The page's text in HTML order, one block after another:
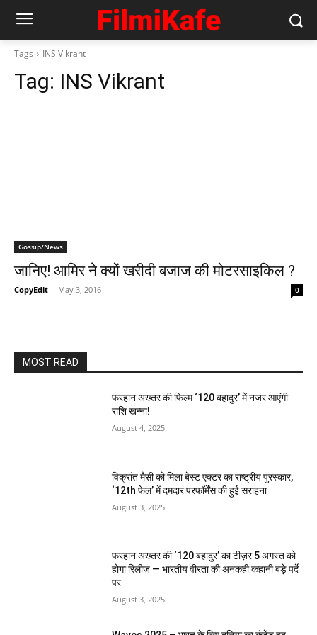
Tags INS Vikrant
Tag: INS Vikrant
Gossip/News
जानिए! आमिर ने क्‍यों खरीदी बजाज की मोटरसाइकिल ?
CopyEdit - May 3, 2016 0
MOST READ
फरहान अख्तर की फिल्म ‘120 बहादुर’ में नजर आएंगी
राशि खन्ना!
August 4, 2025
विक्रांत मैसी को मिला बेस्ट एक्टर का राष्ट्रीय पुरस्कार,
‘12th फेल’ में दमदार परफॉर्मेंस की हुई सराहना
August 3, 2025
फरहान अख्तर की ‘120 बहादुर’ का टीज़र 5 अगस्त को
होगा रिलीज़ — भारतीय वीरता की अनकही कहानी बड़े पर्दे
पर
August 3, 2025